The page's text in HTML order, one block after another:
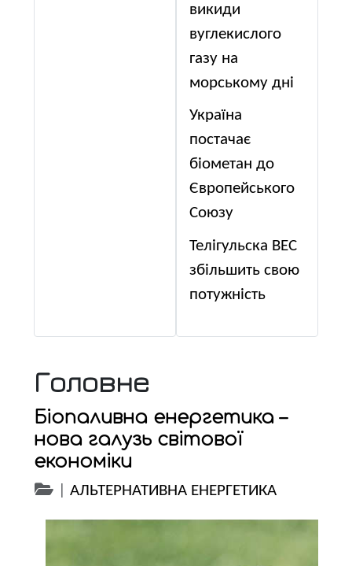
викиди
вуглекислого
газу на
морському дні
Україна
постачає
біометан до
Європейського
Союзу
Телігульска ВЕС
збільшить свою
потужність
Головне
Біопаливна енергетика –
нова галузь світової
економіки
|АЛЬТЕРНАТИВНА ЕНЕРГЕТИКА